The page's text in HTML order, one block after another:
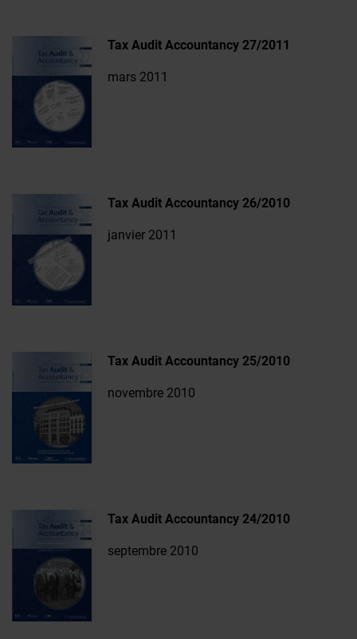
Tax Audit Accountancy 27/2011
mars 2011
Tax Audit Accountancy 26/2010
janvier 2011
Tax Audit Accountancy 25/2010
novembre 2010
Tax Audit Accountancy 24/2010
septembre 2010